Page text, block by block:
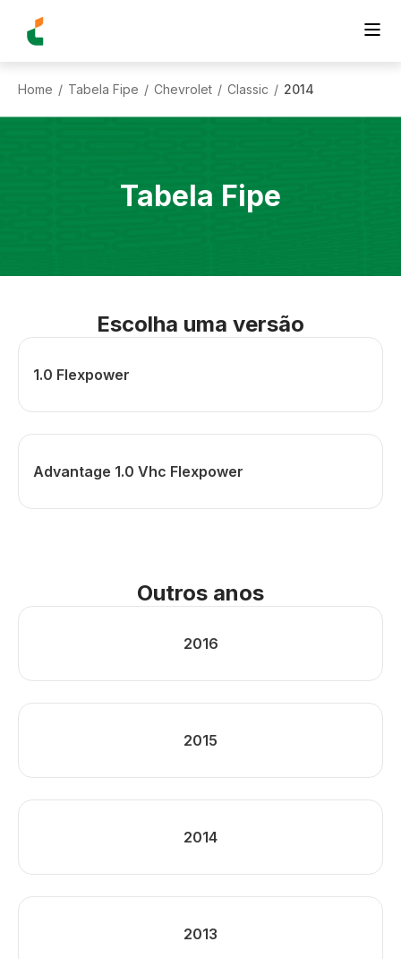
Home / Tabela Fipe / Chevrolet / Classic / 2014
Tabela Fipe
Escolha uma versão
1.0 Flexpower
Advantage 1.0 Vhc Flexpower
Outros anos
2016
2015
2014
2013